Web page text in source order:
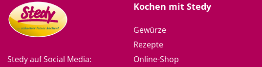
Stedy auf Social Media:
Kochen mit Stedy
Gewürze
Rezepte
Online-Shop